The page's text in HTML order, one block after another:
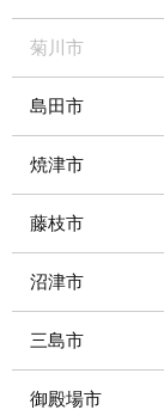
菊川市
島田市
焼津市
藤枝市
沼津市
三島市
御殿場市